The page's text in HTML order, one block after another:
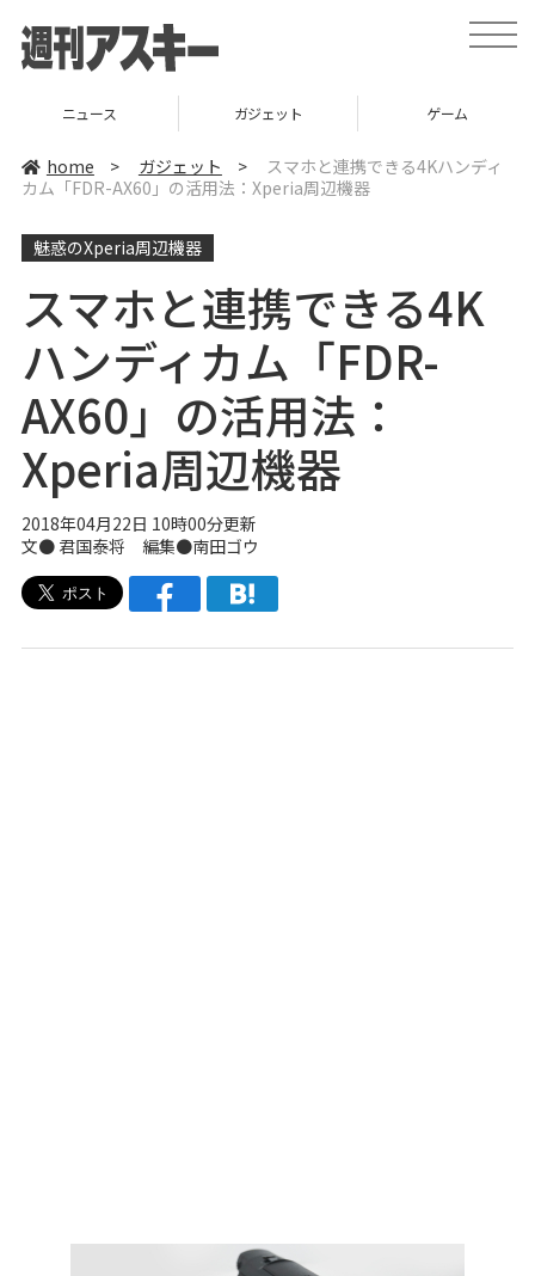
t
o
v
ニュース ガジェット ゲーム
home > ガジェット >
スマホと連携できる4Kハンディ
カム「FDR-AX60」の活用法：Xperia周辺機器
魅惑のXperia周辺機器
スマホと連携できる4K
ハンディカム「FDR-
AX60」の活用法：
Xperia周辺機器
2018年04月22日 10時00分更新
文● 君国泰将 編集●南田ゴウ